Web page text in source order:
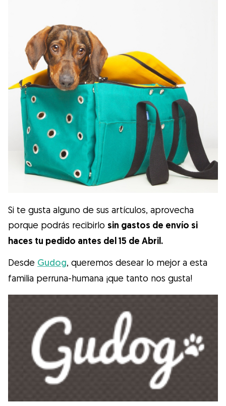
Si te gusta alguno de sus artículos, aprovecha
porque podrás recibirlo sin gastos de envío si
haces tu pedido antes del 15 de Abril.
Desde Gudog, queremos desear lo mejor a esta
familia perruna-humana ¡que tanto nos gusta!